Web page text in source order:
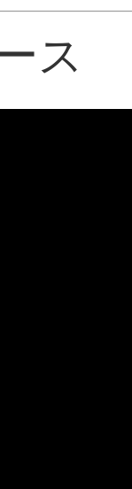
ス